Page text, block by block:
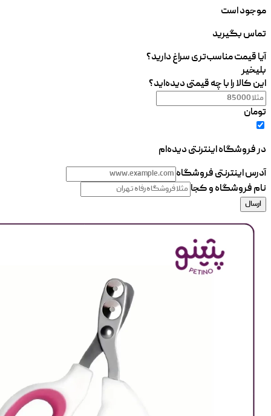
موجود است
تماس بگیرید
آیا قیمت مناسب‌تری سراغ دارید؟
بلیخیر
این کالا را با چه قیمتی دیده‌اید؟
تومان
در فروشگاه اینترنتی دیده‌ام
آدرس اینترنتی فروشگاه
نام فروشگاه و کجا